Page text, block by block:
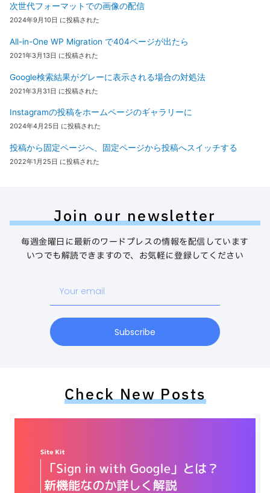
次世代フォーマットでの画像の配信
2024年9月10日 に投稿された
All-in-One WP Migration で404ページが出たら
2021年3月13日 に投稿された
Google検索結果がグレーに表示される場合の対処法
2021年3月31日 に投稿された
Instagramの投稿をホームページのギャラリーに
2024年4月25日 に投稿された
投稿から固定ページへ、固定ページから投稿へスイッチする
2022年1月25日 に投稿された
Join our newsletter
毎週金曜日に最新のワードプレスの情報を配信しています
いつでも解読できますので、お気軽に登録してください
email
Subscribe
Check New Posts